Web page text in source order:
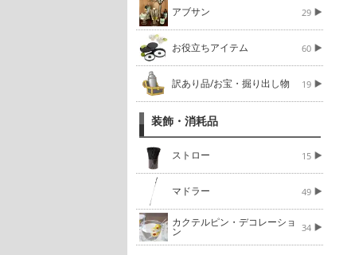
アブサン 29
お役立ちアイテム 60
訳あり品/お宝・掘り出し物 19
装飾・消耗品
ストロー 15
マドラー 49
カクテルピン・デコレーショ
ン 34